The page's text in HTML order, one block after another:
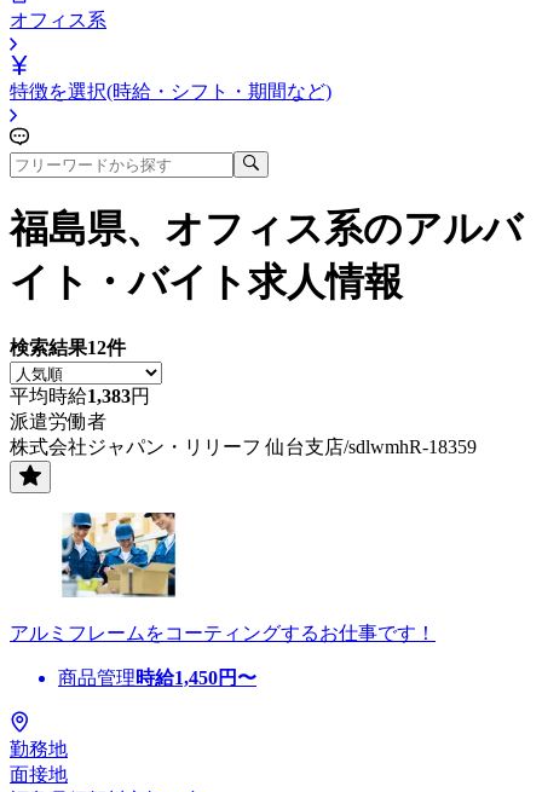
オフィス系
特徴を選択(時給・シフト・期間など)
福島県、オフィス系のアルバ
イト・バイト求人情報
検索結果12件
平均時給1,383円
派遣労働者
株式会社ジャパン・リリーフ 仙台支店/sdlwmhR-18359
アルミフレームをコーティングするお仕事です！
商品管理時給1,450円〜
勤務地
面接地